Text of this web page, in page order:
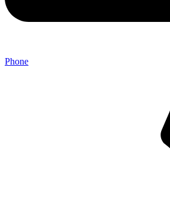
Phone